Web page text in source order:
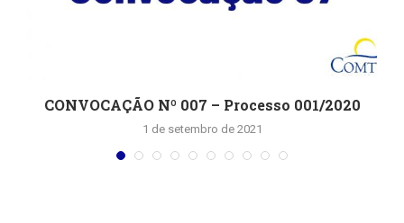
CONVOCAÇÃO Nº 007 – Processo 001/2020
1 de setembro de 2021